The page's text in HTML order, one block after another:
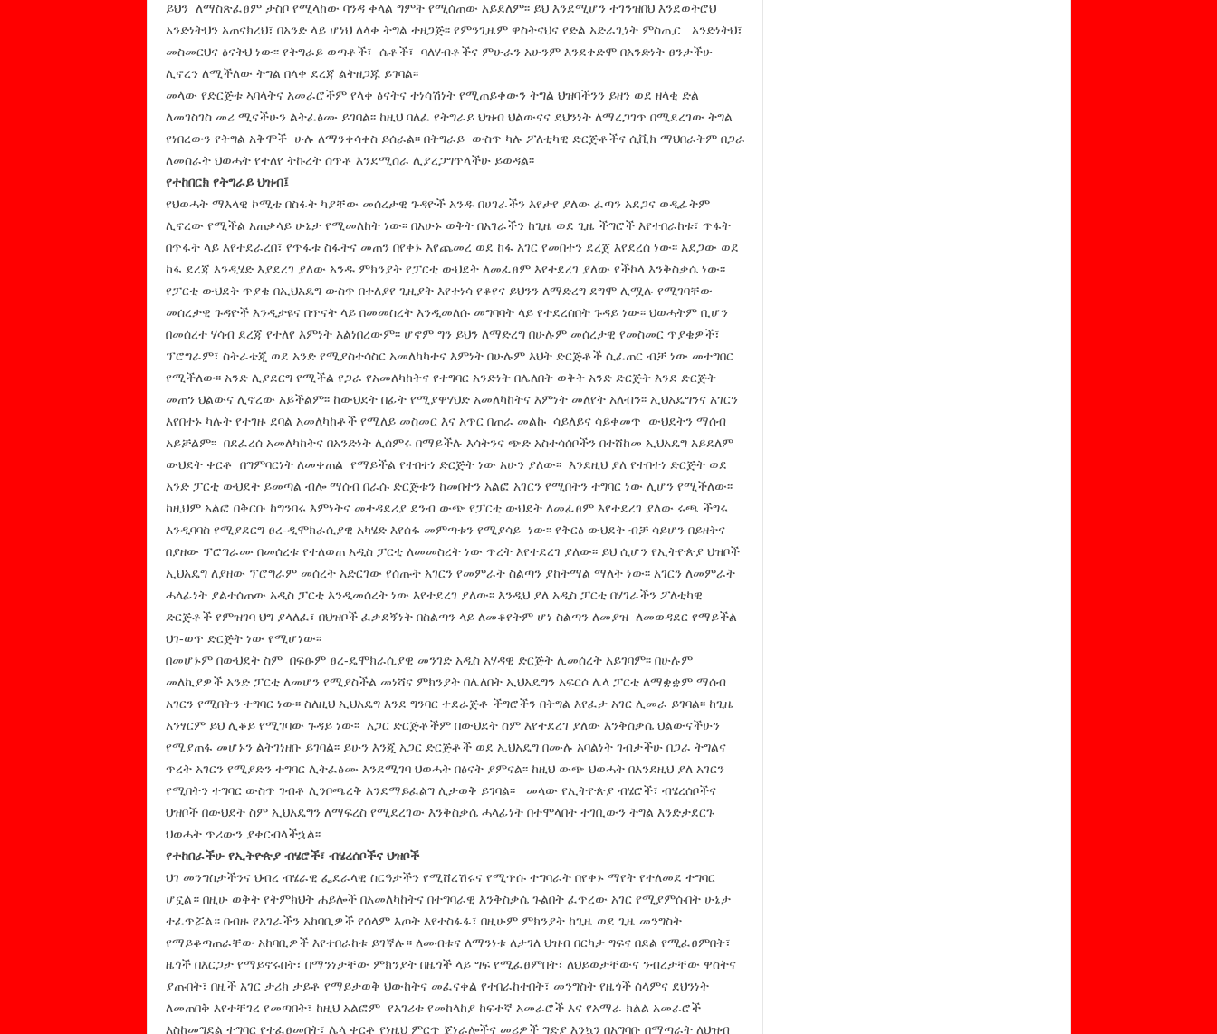
ይህን ለማስጽፈፀም ታስቦ የሚላከው ባንዳ ቀላል ግምት የሚሰጠው አይደለም፡፡ ይህ እንደሚሆን ተገንዝበህ እንደወትሮህ
አንድነትህን አጠናክረህ፣ በአንድ ላይ ሆነህ ለላቀ ትግል ተዘጋጅ፡፡ የምንጊዜም ዋስትናህና የድል አድራጊነት ምስጢር አንድነትህ፣
መስመርህና ፅናትህ ነው፡፡ የትግራይ ወጣቶች፣ ሴቶች፣ ባለሃብቶችና ምሁራን አሁንም እንደቀድሞ በአንድነት ፀንታችሁ
ሊኖረን ለሚችለው ትግል በላቀ ደረጃ ልትዘጋጁ ይገባል፡፡
መላው የድርጅቱ ኣባላትና አመራሮችም የላቀ ፅናትና ተነሳሽነት የሚጠይቀውን ትግል ህዝባችንን ይዘን ወደ ዘላቂ ድል
ለመገስገስ መሪ ሚናችሁን ልትፈፅሙ ይገባል፡፡ ከዚህ ባለፈ የትግራይ ህዝብ ህልውናና ደህንነት ለማረጋገጥ በሚደረገው ትግል
የነበረውን የትግል አቅሞች ሁሉ ለማንቀሳቀስ ይሰራል፡፡ በትግራይ ውስጥ ካሉ ፖለቲካዊ ድርጅቶችና ሲቪክ ማህበራትም በጋራ
ለመስራት ህወሓት የተለየ ትኩረት ሰጥቶ እንደሚሰራ ሊያረጋግጥላችሁ ይወዳል፡፡
የተከበርክ የትግራይ ህዝብ፤
የህወሓት ማእላዊ ኮሚቴ በስፋት ካያቸው መሰረታዊ ጉዳዮች አንዱ በሀገራችን እየታየ ያለው ፈጣን አደጋና ወዲፊትም
ሊኖረው የሚችል አጠቃላይ ሁኔታ የሚመለከት ነው፡፡ በአሁኑ ወቅት በአገራችን ከጊዜ ወደ ጊዜ ችግሮች እየተበራከቱ፣ ጥፋት
በጥፋት ላይ እየተደራረበ፣ የጥፋቱ ስፋትና መጠን በየቀኑ እየጨመረ ወደ ከፋ አገር የመበተን ደረጀ እየደረሰ ነው፡፡ አደጋው ወደ
ከፋ ደረጃ እንዲሄድ እያደረገ ያለው አንዱ ምክንያት የፓርቲ ውህደት ለመፈፀም እየተደረገ ያለው የችኮላ እንቅስቃሴ ነው፡፡
የፓርቲ ውህደት ጥያቄ በኢህአዴግ ውስጥ በተለያየ ጊዚያት እየተነሳ የቆየና ይህንን ለማድረግ ደግሞ ሊሟሉ የሚገባቸው
መሰረታዊ ጉዳዮች እንዲታዩና በጥናት ላይ በመመስረት እንዲመለሱ መግባባት ላይ የተደረሰበት ጉዳይ ነው፡፡ ህወሓትም ቢሆን
በመሰረተ ሃሳብ ደረጃ የተለየ እምነት አልነበረውም፡፡ ሆኖም ግን ይህን ለማድረግ በሁሉም መሰረታዊ የመስመር ጥያቄዎች፣
ፕሮግራም፣ ስትራቴጂ ወደ አንድ የሚያስተሳስር አመለካካተና እምነት በሁሉም እህት ድርጅቶች ሲፈጠር ብቻ ነው መተግበር
የሚችለው፡፡ አንድ ሊያደርግ የሚችል የጋራ የአመለካከትና የተግባር አንድነት በሌለበት ወቅት አንድ ድርጅት እንደ ድርጅት
መጠን ህልውና ሊኖረው አይችልም፡፡ ከውህደት በፊት የሚያዋሃህድ አመለካከትና እምነት መለየት አለብን፡፡ ኢህአዴግንና አገርን
እየበተኑ ካሉት የተገዙ ደባል አመለካከቶች የሚለይ መስመር እና አጥር በጠራ መልኩ ሳይለይና ሳይቀመጥ ውህደትን ማሰብ
አይቻልም፡፡ በደፈረሰ አመለካከትና በአንድነት ሊሰምሩ በማይችሉ እሳትንና ጭድ አስተሳሰቦችን በተሸከመ ኢህአዴግ አይደለም
ውህደት ቀርቶ በግምባርነት ለመቀጠል የማይችል የተበተነ ድርጅት ነው አሁን ያለው፡፡ እንደዚህ ያለ የተበተነ ድርጅት ወደ
አንድ ፓርቲ ውህደት ይመጣል ብሎ ማሰብ በራሱ ድርጅቱን ከመበተን አልፎ አገርን የሚበትን ተግባር ነው ሊሆን የሚችለው፡፡
ከዚህም አልፎ በቅርቡ ከግንባሩ እምነትና መተዳደሪያ ደንብ ውጭ የፓርቲ ውህደት ለመፈፀም እየተደረገ ያለው ሩጫ ችግሩ
እንዲባባስ የሚያደርግ ፀረ-ዲሞክራሲያዊ አካሄድ እየሰፋ መምጣቱን የሚያሳይ ነው፡፡ የቅርፅ ውህደት ብቻ ሳይሆን በይዘትና
በያዘው ፕሮግራሙ በመሰረቱ የተለወጠ አዲስ ፓርቲ ለመመስረት ነው ጥረት እየተደረገ ያለው፡፡ ይህ ሲሆን የኢትዮጵያ ህዝቦች
ኢህአዴግ ለያዘው ፕሮግራም መሰረት አድርገው የሰጡት አገርን የመምራት ስልጣን ያከትማል ማለት ነው፡፡ አገርን ለመምራት
ሓላፊነት ያልተሰጠው አዲስ ፓርቲ እንዲመሰረት ነው እየተደረገ ያለው፡፡ እንዲህ ያለ አዲስ ፓርቲ በሃገራችን ፖለቲካዊ
ድርጅቶች የምዝገባ ህግ ያላለፈ፣ በህዝቦች ፈቃደኝነት በስልጣን ላይ ለመቆየትም ሆነ ስልጣን ለመያዝ ለመወዳደር የማይችል
ህገ-ወጥ ድርጅት ነው የሚሆነው፡፡
በመሆኑም በውህደት ስም በፍፁም ፀረ-ዴሞክራሲያዊ መንገድ አዲስ አሃዳዊ ድርጅት ሊመሰረት አይገባም፡፡ በሁሉም
መለኪያዎች አንድ ፓርቲ ለመሆን የሚያስችል መነሻና ምክንያት በሌለበት ኢህአዴግን አፍርሶ ሌላ ፓርቲ ለማቋቋም ማሰብ
አገርን የሚበትን ተግባር ነው፡፡ ስለዚህ ኢህአዴግ እንደ ግንባር ተደራጅቶ ችግሮችን በትግል እየፈታ አገር ሊመራ ይገባል፡፡ ከጊዜ
አንፃርም ይህ ሊቆይ የሚገባው ጉዳይ ነው፡፡ አጋር ድርጅቶችም በውህደት ስም እየተደረገ ያለው እንቅስቃሴ ህልውናችሁን
የሚያጠፋ መሆኑን ልትገነዘቡ ይገባል፡፡ ይሁን እንጂ አጋር ድርጅቶች ወደ ኢህአዴግ በሙሉ አባልነት ገብታችሁ በጋራ ትግልና
ጥረት አገርን የሚያድን ተግባር ሊትፈፅሙ እንደሚገባ ህወሓት በፅናት ያምናል፡፡ ከዚህ ውጭ ህወሓት በእንደዚህ ያለ አገርን
የሚበትን ተግባር ውስጥ ገብቶ ሊንቦጫረቅ እንደማይፈልግ ሊታወቅ ይገባል፡፡ መላው የኢትዮጵያ ብሄሮች፣ ብሄረሰቦችና
ህዝቦች በውህደት ስም ኢህአዴግን ለማፍረስ የሚደረገው እንቅስቃሴ ሓላፊነት በተሞላበት ተገቢውን ትግል እንድታደርጉ
ህወሓት ጥሪውን ያቀርብላችኋል፡፡
የተከበራችሁ የኢትዮጵያ ብሄሮች፣ ብሄረሰቦችና ህዝቦች
ህገ መንግስታችንና ህብረ ብሄራዊ ፌደራላዊ ስርዓታችን የሚሸረሽሩና የሚጥሱ ተግባራት በየቀኑ ማየት የተለመደ ተግባር
ሆኗል። በዚሁ ወቅት የትምክህት ሐይሎች በአመለካከትና በተግባራዊ እንቅስቃሴ ጉልበት ፈጥረው አገር የሚያምሱበት ሁኔታ
ተፈጥሯል። በብዙ የአገራችን አከባቢዎች የሰላም እጦት እየተስፋፋ፣ በዚሁም ምክንያት ከጊዜ ወደ ጊዜ መንግስት
የማይቆጣጠራቸው አከባቢዎች እየተበራከቱ ይገኛሉ። ለመብቱና ለማንነቱ ለታገለ ህዝብ በርካታ ግፍና በደል የሚፈፀምበት፣
ዜጎች በእርጋታ የማይኖሩበት፣ በማንነታቸው ምክንያት በዜጎች ላይ ግፍ የሚፈፀምበት፣ ለህይወታቸውና ንብረታቸው ዋስትና
ያጡበት፣ በዚች አገር ታሪክ ታይቶ የማይታወቅ ህውከትና መፈናቀል የተበራከተበት፣ መንግስት የዜጎች ሰላምና ደህንነት
ለመጠበቅ እየተቸገረ የመጣበት፣ ከዚህ አልፎም የአገሪቱ የመከላከያ ከፍተኛ አመራሮች እና የአማራ ክልል አመራሮች
እስከመግደል ተግባር የተፈፀመበት፣ ሌላ ቀርቶ የነዚህ ምርጥ ጀነራሎችና መሪዎች ግድያ እንኳን በአግባቡ በማጣራት ለህዝብ